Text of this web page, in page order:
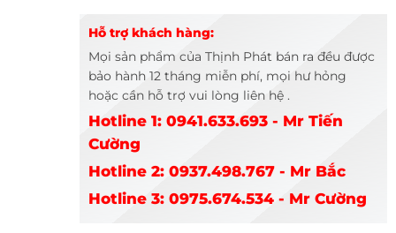
Hỗ trợ khách hàng:
Mọi sản phẩm của Thịnh Phát bán ra đều được
bảo hành 12 tháng miễn phí, mọi hư hỏng
hoặc cần hỗ trợ vui lòng liên hệ .
Hotline 1: 0941.633.693 - Mr Tiến
Cường
Hotline 2: 0937.498.767 - Mr Bắc
Hotline 3: 0975.674.534 - Mr Cường